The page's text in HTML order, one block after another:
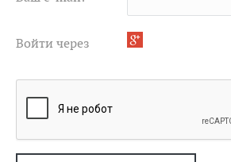
Войти через